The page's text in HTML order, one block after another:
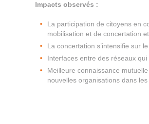
Impacts observés :
La participation de citoyens en
mobilisation et de concertation
La concertation s’intensifie sur le
Interfaces entre des réseaux qui
Meilleure connaissance
nouvelles organisations dans les